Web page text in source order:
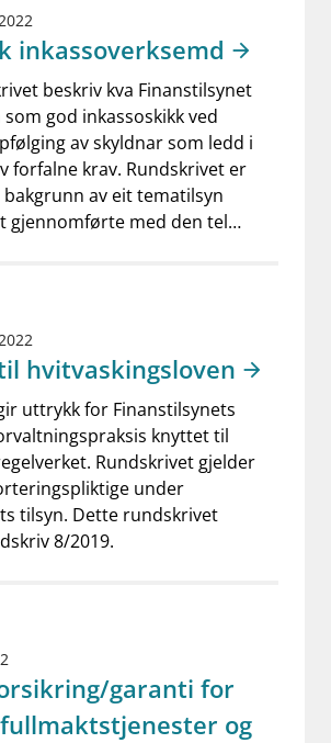
inkassoverksemd
beskriv kva Finanstilsynet
god inkassoskikk ved
av skyldnar som ledd i
forfalne krav. Rundskrivet er
av eit tematilsyn
gjennomførte med den tel…
hvitvaskingsloven
uttrykk for Finanstilsynets
knyttet til
Rundskrivet gjelder
under
tilsyn. Dette rundskrivet
8/2019.
garanti for
og